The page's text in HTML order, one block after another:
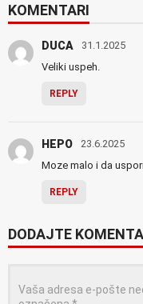
KOMENTARI
DUCA 31.1.2025
Veliki uspeh.
REPLY
HEPO 23.6.2025
Moze malo i da
REPLY
DODAJTE
Vaša adresa e-pošte